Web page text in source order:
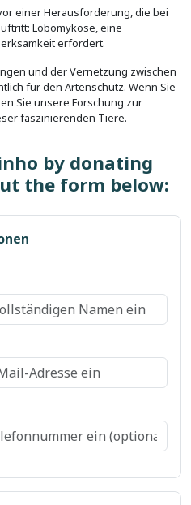
einer Herausforderung, die bei
Lobomykose, eine
erfordert.
und der Vernetzung zwischen
für den Artenschutz. Wenn Sie
Sie unsere Forschung zur
faszinierenden Tiere.
by donating
the form below: